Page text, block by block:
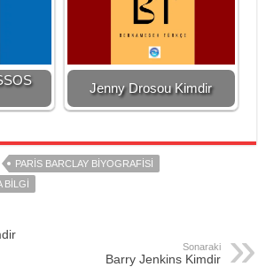
Jenny Drosou Kimdir
PARIS BARCLAY BIYOGRAFISI
BILGI
Sonaraki
Barry Jenkins Kimdir